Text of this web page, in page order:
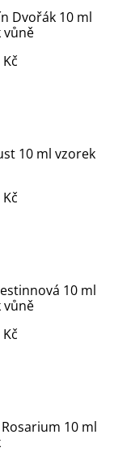
Dvořák 10 ml
vůně
10 ml vzorek
10 ml
vůně
10 ml